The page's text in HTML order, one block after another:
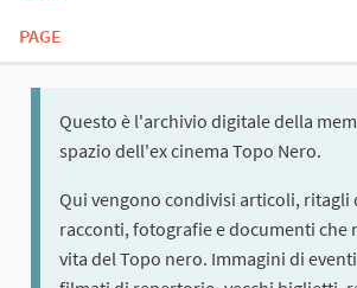
PAGE
Questo è l'archivio digitale della
spazio dell'ex cinema Topo Nero.
Qui vengono condivisi articoli, ritagli
racconti, fotografie e documenti che
vita del Topo nero. Immagini di